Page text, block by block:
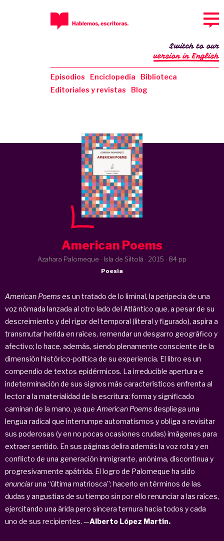
Episodios Enciclopedia
Biblioteca
Editoriales y revistas
Blog
Switch to our
version in English
American Poems
Azahara Palomeque · Isla de Siltolá · 2015 · 84 pp
Poesía
American Poemses un tratado de lo liminal, la peripecia de una
voz nómada lanzada al otro lado del Atlántico que, a pesar de su
descreimiento y del rigor del temporal (literal y figurado), aspira a
transmutar herida en raíces, remendar un desgarro geográfico y
afectivo; lo hace, además, siendo plenamente consciente de la
dimensión histórico-política de su experiencia. El libro es un
compendio de textos epidérmicos. La irreducible apertura e
indeterminación de sus signos más característicos enfrenta al
lector a la materialidad de la escritura: forma y significado
caminan de la mano, ya que American Poemsdespliega una
lengua radical que interrumpe automatismos y obliga a revisitar
sus poderosas (y en no pocas ocasiones crudas) imágenes para
extraer sentido. En sus páginas delira además la voz rota y en
conflicto de una generación inmigrante, anónima, discontinua y
progresivamente apátrida. El logro de Palomeque ha sido
enunciaruna “última matriosca”; hacerlo en términos de las
dudas y angustias de su tiempo sin por ello renunciar a las raíces,
ejercitando una árida pero sincera ternura hacia todos y cada
uno de sus recipientes. —Alberto López Martín.